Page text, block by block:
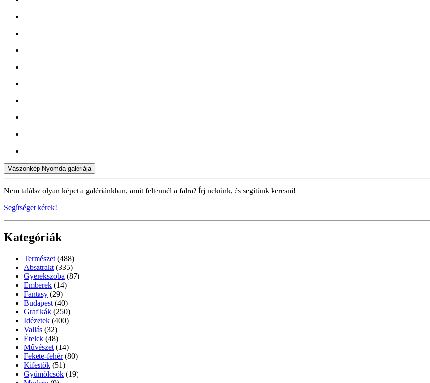
Vászonkép Nyomda galériája
Nem találsz olyan képet a galériánkban, amit feltennél a falra? Írj nekünk, és segítünk keresni!
Segítséget kérek!
Kategóriák
Természet (488)
Absztrakt (335)
Gyerekszoba (87)
Emberek (14)
Fantasy (29)
Budapest (40)
Grafikák (250)
Idézetek (400)
Vallás (32)
Ételek (48)
Művészet (14)
Fekete-fehér (80)
Kifestők (51)
Gyümölcsök (19)